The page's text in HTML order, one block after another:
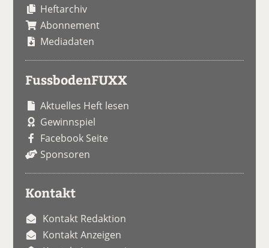
Heftarchiv
Abonnement
Mediadaten
FussbodenFUXX
Aktuelles Heft lesen
Gewinnspiel
Facebook Seite
Sponsoren
Kontakt
Kontakt Redaktion
Kontakt Anzeigen